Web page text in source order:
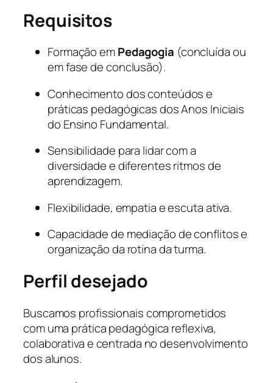
Requisitos
Formação emPedagogia (concluída ou
em fase de conclusão).
Conhecimento dos conteúdos e
práticas pedagógicas dos Anos Iniciais
do Ensino Fundamental.
Sensibilidade para lidar com a
diversidade e diferentes ritmos de
aprendizagem.
Flexibilidade, empatia e escuta ativa.
Capacidade de mediação de conflitos e
organização da rotina da turma.
Perfil desejado
Buscamos profissionais comprometidos
com uma prática pedagógica reflexiva,
colaborativa e centrada no desenvolvimento
dos alunos.